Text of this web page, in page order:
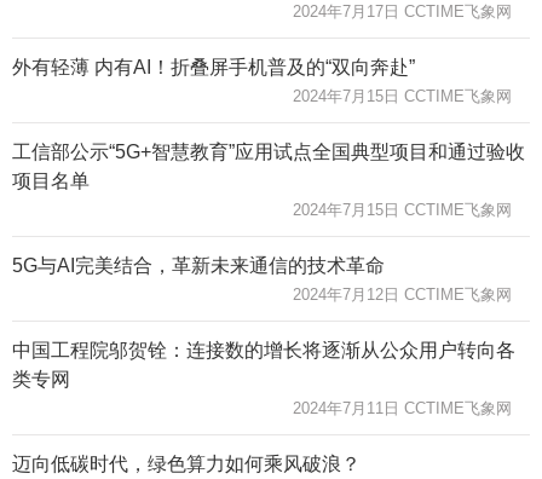
2024年7月17日 CCTIME飞象网
外有轻薄 内有AI！折叠屏手机普及的“双向奔赴”
2024年7月15日 CCTIME飞象网
工信部公示“5G+智慧教育”应用试点全国典型项目和通过验收
项目名单
2024年7月15日 CCTIME飞象网
5G与AI完美结合，革新未来通信的技术革命
2024年7月12日 CCTIME飞象网
中国工程院邬贺铨：连接数的增长将逐渐从公众用户转向各
类专网
2024年7月11日 CCTIME飞象网
迈向低碳时代，绿色算力如何乘风破浪？